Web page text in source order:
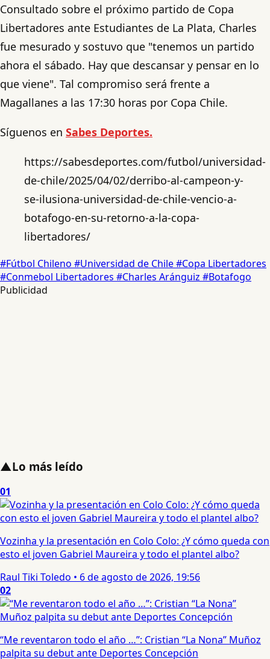
Consultado sobre el próximo partido de Copa
Libertadores ante Estudiantes de La Plata, Charles
fue mesurado y sostuvo que "tenemos un partido
ahora el sábado. Hay que descansar y pensar en lo
que viene". Tal compromiso será frente a
Magallanes a las 17:30 horas por Copa Chile.
Síguenos en Sabes Deportes.
https://sabesdeportes.com/futbol/universidad-
de-chile/2025/04/02/derribo-al-campeon-y-
se-ilusiona-universidad-de-chile-vencio-a-
botafogo-en-su-retorno-a-la-copa-
libertadores/
#Fútbol Chileno #Universidad de Chile#Copa Libertadores
#Conmebol Libertadores #Charles Aránguiz #Botafogo
Publicidad
▲Lo más leído
01
Vozinha y la presentación en Colo Colo: ¿Y cómo queda con
esto el joven Gabriel Maureira y todo el plantel albo?
Raul Tiki Toledo • 6 de agosto de 2026, 19:56
02
“Me reventaron todo el año …”: Cristian “La Nona” Muñoz
palpita su debut ante Deportes Concepción